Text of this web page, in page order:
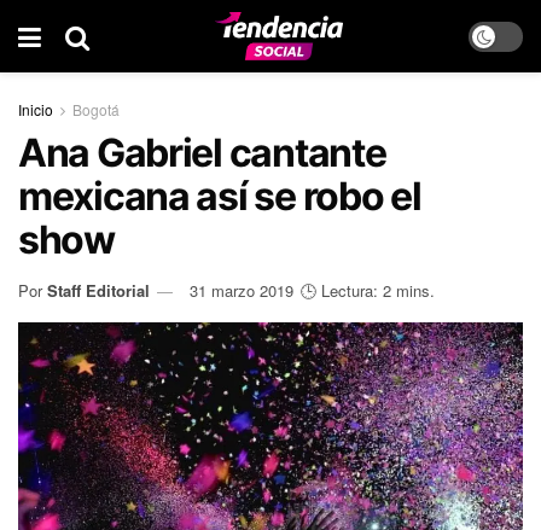
Inicio Bogotá
Ana Gabriel cantante
mexicana así se robo el
show
Por Staff Editorial 31 marzo 2019 🕒 Lectura: 2 mins.